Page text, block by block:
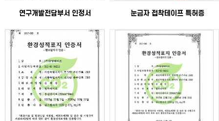
연구개발전담부서 인정서 틑눈금자 접착테이프 특허증